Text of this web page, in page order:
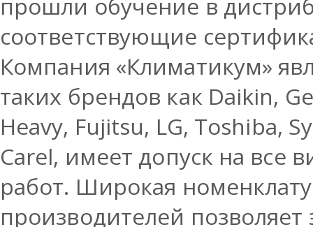
соответствующие
Компания «Климатикум»
таких брендов как Daikin,
Heavy, Fujitsu, LG, Toshiba,
Carel, имеет допуск на все
работ. Широкая
производителей